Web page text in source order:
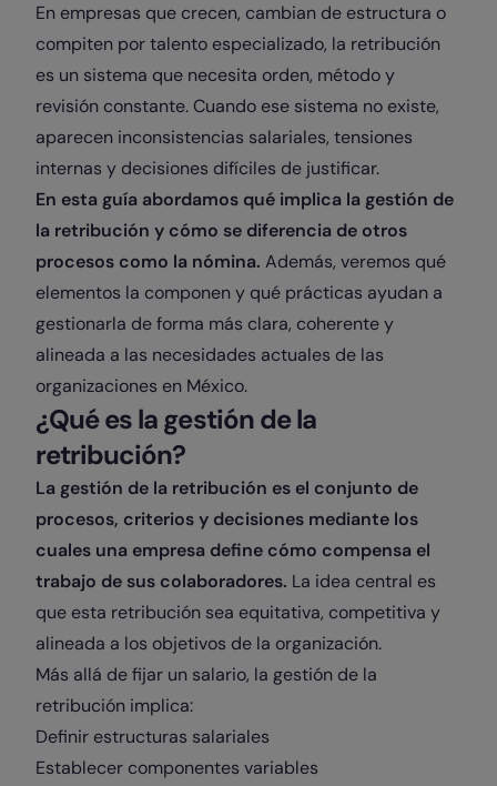
En empresas que crecen, cambian de estructura o
compiten por talento especializado, la retribución
es un sistema que necesita orden, método y
revisión constante. Cuando ese sistema no existe,
aparecen inconsistencias salariales, tensiones
internas y decisiones difíciles de justificar.
En esta guía abordamos qué implica la gestión de
la retribución y cómo se diferencia de otros
procesos como la nómina. Además, veremos qué
elementos la componen y qué prácticas ayudan a
gestionarla de forma más clara, coherente y
alineada a las necesidades actuales de las
organizaciones en México.
¿Qué es la gestión de la
retribución?
La gestión de la retribución es el conjunto de
procesos, criterios y decisiones mediante los
cuales una empresa define cómo compensa el
trabajo de sus colaboradores. La idea central es
que esta retribución sea equitativa, competitiva y
alineada a los objetivos de la organización.
Más allá de fijar un salario, la gestión de la
retribución implica:
Definir estructuras salariales
Establecer componentes variables